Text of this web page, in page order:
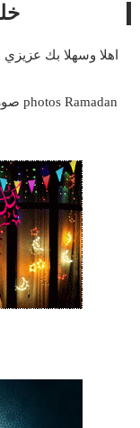
اهلا وسهلا بك
photos Ramadan صور رمضان خلفيات مكتوب عليها رمضان كريم